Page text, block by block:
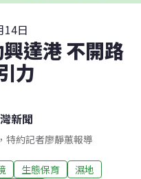
14日
達港 不開路
力
新聞
特約記者廖靜蕙報導
生態保育
濕地